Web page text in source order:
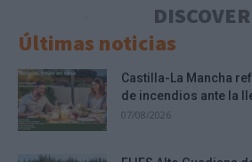
Últimas noticias
Castilla-La Mancha
de incendios ante la
07/08/2026